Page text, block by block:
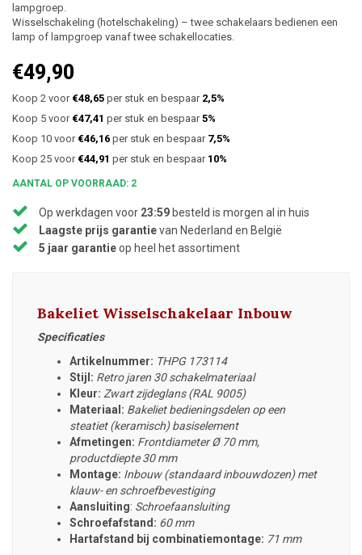
lampgroep.
Wisselschakeling (hotelschakeling) – twee schakelaars bedienen een
lamp of lampgroep vanaf twee schakellocaties.
€49,90
Koop 2 voor €48,65 per stuk en bespaar 2,5%
Koop 5 voor €47,41 per stuk en bespaar5%
Koop 10 voor €46,16 per stuk en bespaar 7,5%
Koop 25 voor €44,91 per stuk en bespaar 10%
AANTAL OP VOORRAAD: 2
Op werkdagen voor 23:59 besteld is morgen al in huis
Laagste prijs garantievan Nederland en België
5 jaar garantieop heel het assortiment
Bakeliet Wisselschakelaar Inbouw
Specificaties
Artikelnummer: THPG 173114
Stijl: Retro jaren 30 schakelmateriaal
Kleur: Zwart zijdeglans (RAL 9005)
Materiaal: Bakeliet bedieningsdelen op een
steatiet (keramisch) basiselement
Afmetingen: Frontdiameter Ø 70 mm,
productdiepte 30 mm
Montage: Inbouw (standaard inbouwdozen) met
klauw- en schroefbevestiging
Aansluiting: Schroefaansluiting
Schroefafstand: 60 mm
Hartafstand bij combinatiemontage: 71 mm